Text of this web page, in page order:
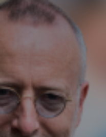
Spring
Spring